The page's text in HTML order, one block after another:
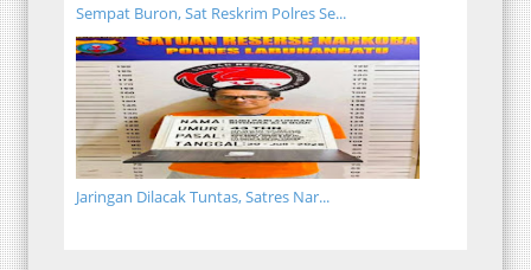
Sempat Buron, Sat Reskrim Polres Se...
Jaringan Dilacak Tuntas, Satres Nar...